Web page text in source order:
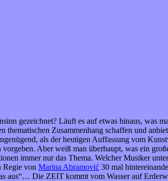
gezeichnet? Läuft es auf etwas hinaus, was
Zusammenhang schaffen und
als der heutigen Auffassung vom
Aber weiß man überhaupt, was ein
immer nur das Thema. Welcher Musiker
Regie von Marina Abramović 30 mal
aus“… Die ZEIT kommt vom Wasser auf